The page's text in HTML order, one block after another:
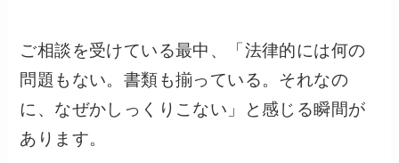
ご相談を受けている最中、「法律的には何の
問題もない。書類も揃っている。それなの
に、なぜかしっくりこない」と感じる瞬間が
あります。